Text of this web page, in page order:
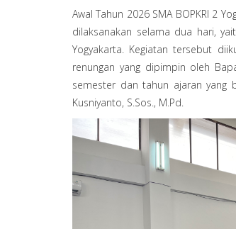
Awal Tahun 2026 SMA BOPKRI 2
dilaksanakan selama dua hari,
Yogyakarta. Kegiatan tersebut
renungan yang dipimpin oleh
semester dan tahun ajaran yang
Kusniyanto, S.Sos., M.Pd.